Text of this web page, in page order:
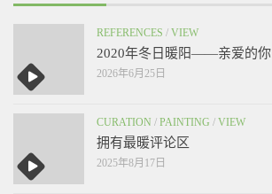
REFERENCES / VIEW
2020年冬日暖阳——亲爱的你
2026年6月25日
CURATION / PAINTING / VIEW
拥有最暖评论区
2025年8月17日